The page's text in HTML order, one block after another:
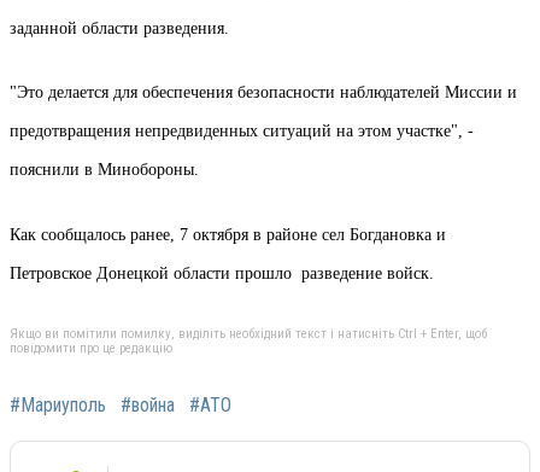
заданной области разведения.
"Это делается для обеспечения безопасности наблюдателей Миссии и
предотвращения непредвиденных ситуаций на этом участке", -
пояснили в Минобороны.
Как сообщалось ранее, 7 октября в районе сел Богдановка и
Петровское Донецкой области прошло разведение войск.
Якщо ви помітили помилку, виділіть необхідний текст і натисніть Ctrl + Enter, щоб
повідомити про це редакцію
#Мариуполь #война #АТО